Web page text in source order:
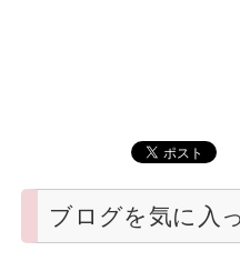
ブログを気に入